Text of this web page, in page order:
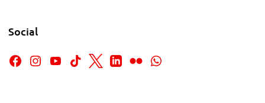
Social